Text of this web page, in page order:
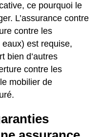
ce pourquoi le
L’assurance contre
contre les
est requise,
bien d’autres
contre les
mobilier de